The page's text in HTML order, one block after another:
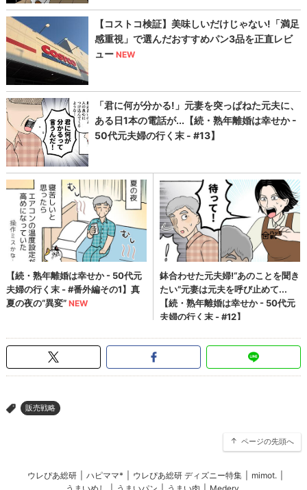
> 販売戦略
ページの先頭へ
ウレぴあ総研 ハピママ* ウレぴあ総研 ディズニー特集 mimot.